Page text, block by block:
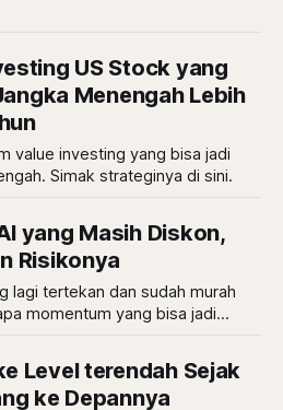
US Stock yang
Menengah Lebih
value investing yang bisa jadi
Simak strateginya di sini.
yang Masih Diskon,
Risikonya
lagi tertekan dan sudah murah
momentum yang bisa jadi
Level terendah Sejak
ke Depannya